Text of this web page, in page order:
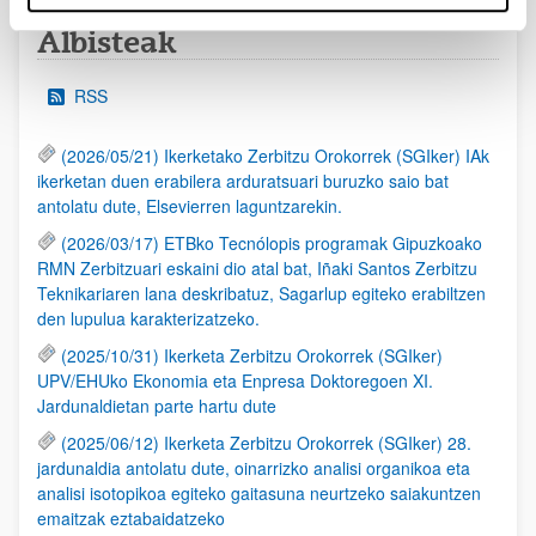
Albisteak
RSS
(2026/05/21) Ikerketako Zerbitzu Orokorrek (SGIker) IAk
ikerketan duen erabilera arduratsuari buruzko saio bat
antolatu dute, Elsevierren laguntzarekin.
(2026/03/17) ETBko Tecnólopis programak Gipuzkoako
RMN Zerbitzuari eskaini dio atal bat, Iñaki Santos Zerbitzu
Teknikariaren lana deskribatuz, Sagarlup egiteko erabiltzen
den lupulua karakterizatzeko.
(2025/10/31) Ikerketa Zerbitzu Orokorrek (SGIker)
UPV/EHUko Ekonomia eta Enpresa Doktoregoen XI.
Jardunaldietan parte hartu dute
(2025/06/12) Ikerketa Zerbitzu Orokorrek (SGIker) 28.
jardunaldia antolatu dute, oinarrizko analisi organikoa eta
analisi isotopikoa egiteko gaitasuna neurtzeko saiakuntzen
emaitzak eztabaidatzeko